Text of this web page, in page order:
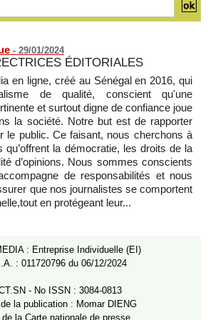
- 29/01/2024
ÉDITORIALES
en ligne, créé au Sénégal en 2016, qui
de qualité, conscient qu'une
et surtout digne de confiance joue
la société. Notre but est de rapporter
le public. Ce faisant, nous cherchons à
qu’offrent la démocratie, les droits de la
d’opinions. Nous sommes conscients
de responsabilités et nous
que nos journalistes se comportent
en protégeant leur...
: Entreprise Individuelle (EI)
: 011720796 du 06/12/2024
- No ISSN : 3084-0813
la publication : Momar DIENG
la Carte nationale de presse